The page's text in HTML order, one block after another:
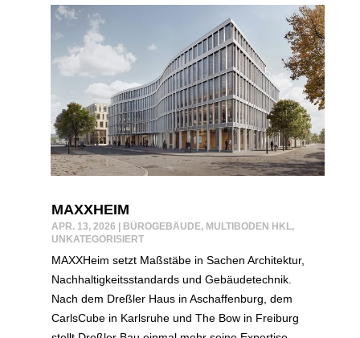
MAXXHEIM
APR. 13, 2026 BÜROGEBÄUDE, MULTIBODEN HKL,
UNKATEGORISIERT
MAXXHeim setzt Maßstäbe in Sachen Architektur,
Nachhaltigkeitsstandards und Gebäudetechnik.
Nach dem Dreßler Haus in Aschaffenburg, dem
CarlsCube in Karlsruhe und The Bow in Freiburg